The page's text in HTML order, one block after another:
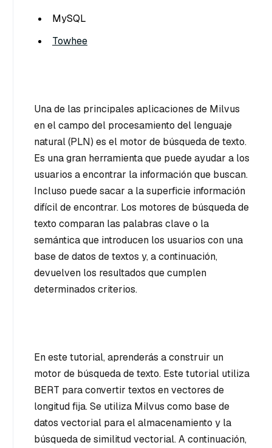
MySQL
Towhee
Una de las principales aplicaciones de Milvus
en el campo del procesamiento del lenguaje
natural (PLN) es el motor de búsqueda de texto.
Es una gran herramienta que puede ayudar a los
usuarios a encontrar la información que buscan.
Incluso puede sacar a la superficie información
difícil de encontrar. Los motores de búsqueda de
texto comparan las palabras clave o la
semántica que introducen los usuarios con una
base de datos de textos y, a continuación,
devuelven los resultados que cumplen
determinados criterios.
En este tutorial, aprenderás a construir un
motor de búsqueda de texto. Este tutorial utiliza
BERT para convertir textos en vectores de
longitud fija. Se utiliza Milvus como base de
datos vectorial para el almacenamiento y la
búsqueda de similitud vectorial. A continuación,